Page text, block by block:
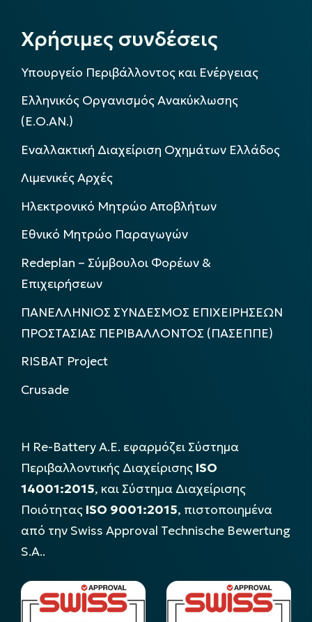
Χρήσιμες συνδέσεις
Υπουργείο Περιβάλλοντος και Ενέργειας
Ελληνικός Οργανισμός Ανακύκλωσης
(Ε.Ο.ΑΝ.)
Εναλλακτική Διαχείριση Οχημάτων Ελλάδος
Λιμενικές Αρχές
Ηλεκτρονικό Μητρώο Αποβλήτων
Εθνικό Μητρώο Παραγωγών
Redeplan – Σύμβουλοι Φορέων &
Επιχειρήσεων
ΠΑΝΕΛΛΗΝΙΟΣ ΣΥΝΔΕΣΜΟΣ ΕΠΙΧΕΙΡΗΣΕΩΝ
ΠΡΟΣΤΑΣΙΑΣ ΠΕΡΙΒΑΛΛΟΝΤΟΣ (ΠΑΣΕΠΠΕ)
RISBAT Project
Crusade
Η Re-Battery Α.Ε. εφαρμόζει Σύστημα
Περιβαλλοντικής Διαχείρισης ISO
14001:2015, και Σύστημα Διαχείρισης
Ποιότητας ISO 9001:2015, πιστοποιημένα
από την Swiss Approval Technische Bewertung
S.A..